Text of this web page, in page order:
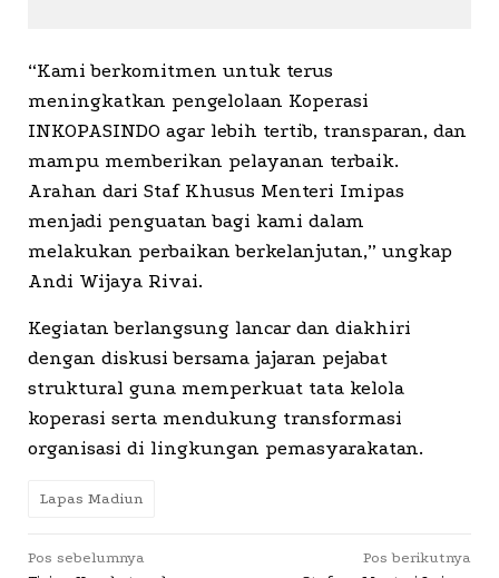
“Kami berkomitmen untuk terus
meningkatkan pengelolaan Koperasi
INKOPASINDO agar lebih tertib, transparan, dan
mampu memberikan pelayanan terbaik.
Arahan dari Staf Khusus Menteri Imipas
menjadi penguatan bagi kami dalam
melakukan perbaikan berkelanjutan,” ungkap
Andi Wijaya Rivai.
Kegiatan berlangsung lancar dan diakhiri
dengan diskusi bersama jajaran pejabat
struktural guna memperkuat tata kelola
koperasi serta mendukung transformasi
organisasi di lingkungan pemasyarakatan.
Lapas Madiun
Navigasi
Pos sebelumnya
Pos berikutnya